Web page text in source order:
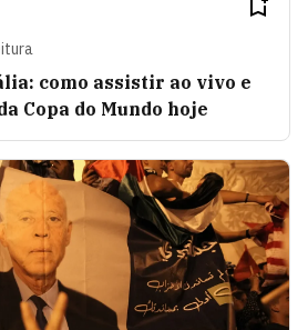
como assistir ao vivo e
Copa do Mundo hoje